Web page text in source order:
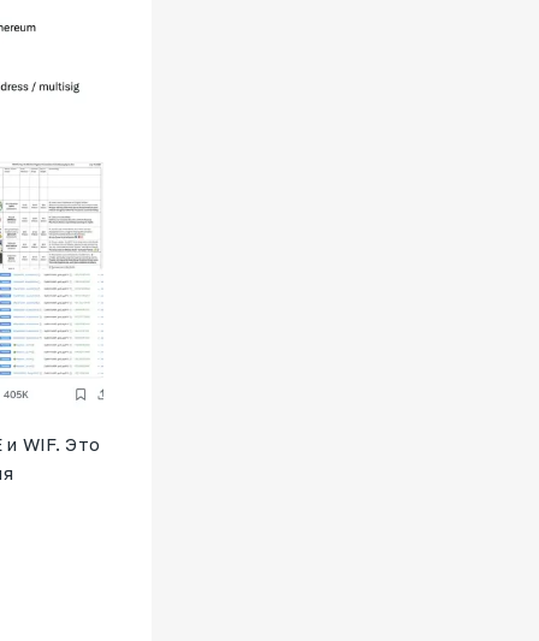
WIF. Это